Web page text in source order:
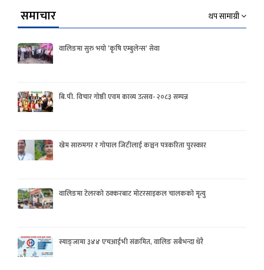
समाचार थप सामाग्री
वालिङमा सुरु भयो ‘कृषि एम्बुलेन्स’ सेवा
बि.पी. विचार गोष्ठी एवम काव्य उत्सव- २०८३ सम्पन्न
खेम सारुमगर र गोपाल जिटीलाई कञ्चन पत्रकरिता पुरस्कार
वालिङमा टेलरको ठक्करबाट मोटरसाइकल चालकको मृत्यु
स्याङ्जामा ३४४ एचआईभी संक्रमित, वालिङ सबैभन्दा धेरै